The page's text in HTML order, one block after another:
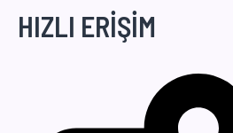
HIZLI ERİŞİM